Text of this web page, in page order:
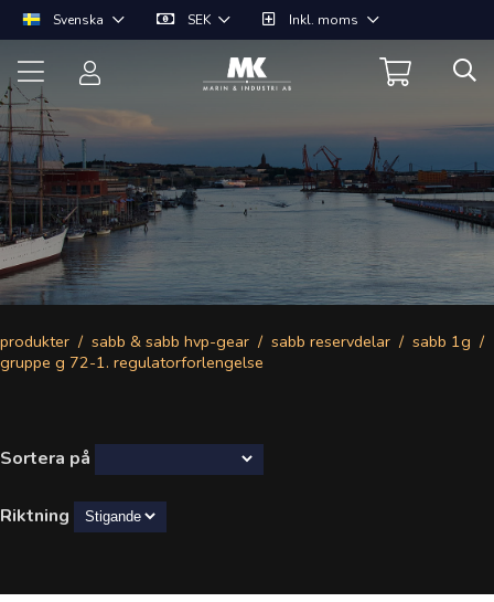
Svenska SEK Inkl. moms
produkter sabb & sabb hvp-gear sabb reservdelar
sabb 1g
gruppe g 72-1. regulatorforlengelse
Sortera på
Riktning